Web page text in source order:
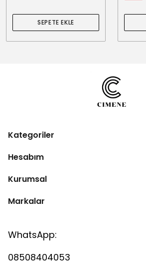
SEPETE EKLE
Kategoriler
Hesabım
Kurumsal
Markalar
WhatsApp:
08508404053